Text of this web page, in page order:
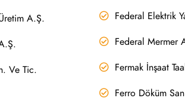
A.Ş.
Ve Tic.
Federal Elektrik
Federal Mermer
Fermak İnşaat
Ferro Döküm